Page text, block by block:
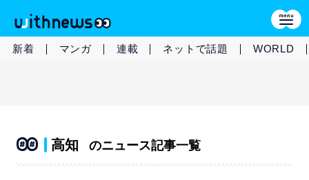
新着 マンガ 連載 ネットで話題 WORLD
高知 のニュース記事一覧